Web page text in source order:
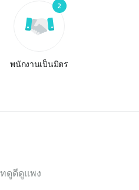
2
พนักงานเป็นมิตร
ดูดีดูแพง